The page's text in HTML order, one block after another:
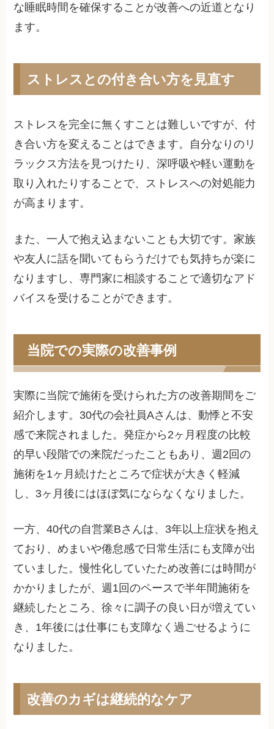
な睡眠時間を確保することが改善への近道となり
ます。
ストレスとの付き合い方を見直す
ストレスを完全に無くすことは難しいですが、付
き合い方を変えることはできます。自分なりのリ
ラックス方法を見つけたり、深呼吸や軽い運動を
取り入れたりすることで、ストレスへの対処能力
が高まります。
また、一人で抱え込まないことも大切です。家族
や友人に話を聞いてもらうだけでも気持ちが楽に
なりますし、専門家に相談することで適切なアド
バイスを受けることができます。
当院での実際の改善事例
実際に当院で施術を受けられた方の改善期間をご
紹介します。30代の会社員Aさんは、動悸と不安
感で来院されました。発症から2ヶ月程度の比較
的早い段階での来院だったこともあり、週2回の
施術を1ヶ月続けたところで症状が大きく軽減
し、3ヶ月後にはほぼ気にならなくなりました。
一方、40代の自営業Bさんは、3年以上症状を抱え
ており、めまいや倦怠感で日常生活にも支障が出
ていました。慢性化していたため改善には時間が
かかりましたが、週1回のペースで半年間施術を
継続したところ、徐々に調子の良い日が増えてい
き、1年後には仕事にも支障なく過ごせるように
なりました。
改善のカギは継続的なケア